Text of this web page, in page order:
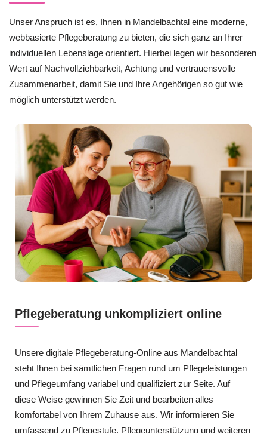
Unser Anspruch ist es, Ihnen in Mandelbachtal eine moderne,
webbasierte Pflegeberatung zu bieten, die sich ganz an Ihrer
individuellen Lebenslage orientiert. Hierbei legen wir besonderen
Wert auf Nachvollziehbarkeit, Achtung und vertrauensvolle
Zusammenarbeit, damit Sie und Ihre Angehörigen so gut wie
möglich unterstützt werden.
Pflegeberatung unkompliziert online
Unsere digitale Pflegeberatung-Online aus Mandelbachtal
steht Ihnen bei sämtlichen Fragen rund um Pflegeleistungen
und Pflegeumfang variabel und qualifiziert zur Seite. Auf
diese Weise gewinnen Sie Zeit und bearbeiten alles
komfortabel von Ihrem Zuhause aus. Wir informieren Sie
umfassend zu Pflegestufe, Pflegeunterstützung und weiteren